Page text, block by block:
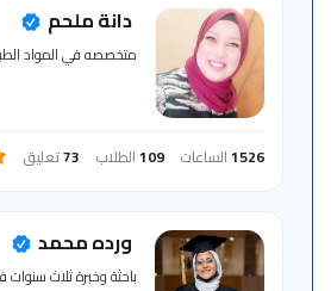
دانة ملحم
متخصصه في المواد
1526الساعات 109الطلاب 73تعليق
ورده محمد
باحثة وخبرة ثلاث